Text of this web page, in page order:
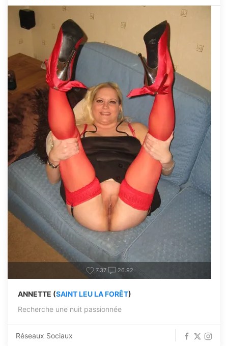
7.37 26.92
ANNETTE (SAINT LEU LA FORÊT)
Recherche une nuit passionnée
Réseaux Sociaux